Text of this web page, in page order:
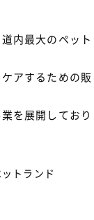
内最大のペット
アするための販
を展開しており
トランド